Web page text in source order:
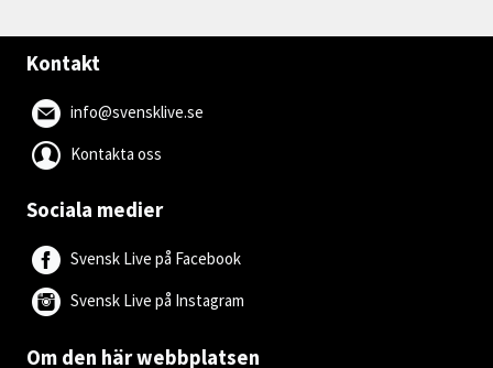
Kontakt
info@svensklive.se
Kontakta oss
Sociala medier
Svensk Live på Facebook
Svensk Live på Instagram
Om den här webbplatsen